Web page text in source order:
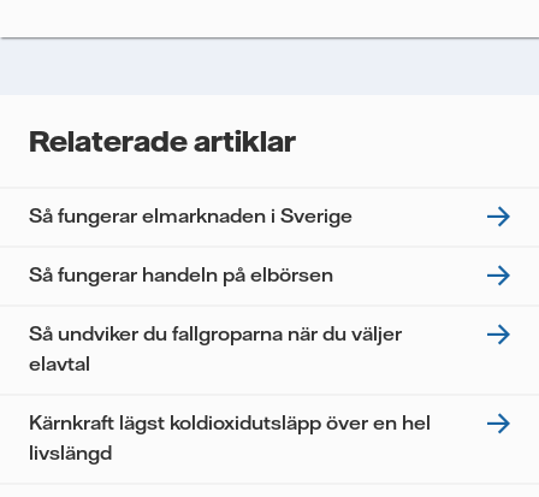
analysera deras prestanda, inklusive
tredje part, och du kan när som helst återkalla ditt
personuppgifter.
Jag samtycker till att Vattenfall behandlar mina
nyhetsbrevet.*
Relaterade artiklar
Så fungerar elmarknaden i Sverige
Så fungerar handeln på elbörsen
Så undviker du fallgroparna när du väljer
elavtal
Kärnkraft lägst koldioxidutsläpp över en hel
livslängd